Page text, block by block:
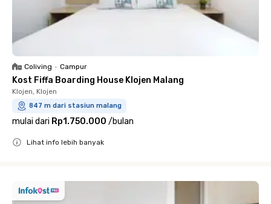
Coliving • Campur
Kost Fiffa Boarding House Klojen Malang
Klojen, Klojen
847 m dari stasiun malang
mulai dari Rp1.750.000 /bulan
Lihat info lebih banyak